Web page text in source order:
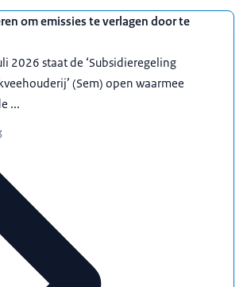
om emissies te verlagen door te
2026 staat de ‘Subsidieregeling
(Sem) open waarmee
...